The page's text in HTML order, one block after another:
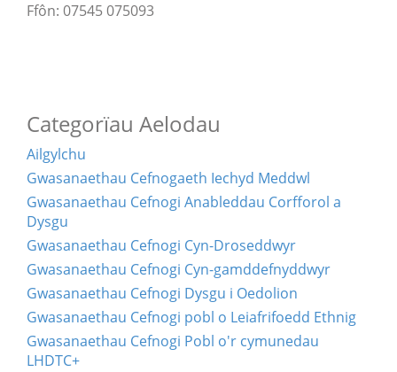
Ffôn: 07545 075093
Categorïau Aelodau
Ailgylchu
Gwasanaethau Cefnogaeth Iechyd Meddwl
Gwasanaethau Cefnogi Anableddau Corfforol a
Dysgu
Gwasanaethau Cefnogi Cyn-Droseddwyr
Gwasanaethau Cefnogi Cyn-gamddefnyddwyr
Gwasanaethau Cefnogi Dysgu i Oedolion
Gwasanaethau Cefnogi pobl o Leiafrifoedd Ethnig
Gwasanaethau Cefnogi Pobl o'r cymunedau
LHDTC+